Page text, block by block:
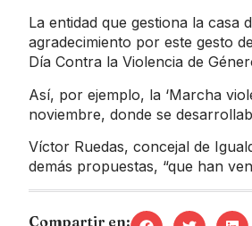
La entidad que gestiona la
agradecimiento por este gesto
Día Contra la Violencia de
Así, por ejemplo, la ‘Marcha
noviembre, donde se
Víctor Ruedas, concejal de
demás propuestas, “que han
Compartir en: